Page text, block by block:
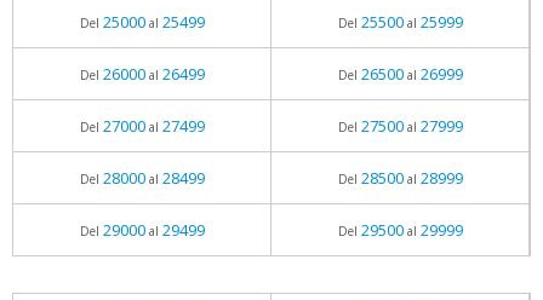
Del 25000al 25499 Del 25500al 25999
Del 26000al 26499 Del 26500al 26999
Del 27000al 27499 Del 27500al 27999
Del 28000al 28499 Del 28500al 28999
Del 29000al 29499 Del 29500al 29999